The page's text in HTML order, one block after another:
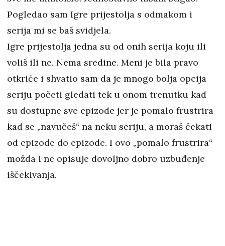
Pogledao sam Igre prijestolja s odmakom i
serija mi se baš svidjela.
Igre prijestolja jedna su od onih serija koju ili
voliš ili ne. Nema sredine. Meni je bila pravo
otkriće i shvatio sam da je mnogo bolja opcija
seriju početi gledati tek u onom trenutku kad
su dostupne sve epizode jer je pomalo frustrira
kad se „navučeš“ na neku seriju, a moraš čekati
od epizode do epizode. I ovo „pomalo frustrira“
možda i ne opisuje dovoljno dobro uzbuđenje
iščekivanja.